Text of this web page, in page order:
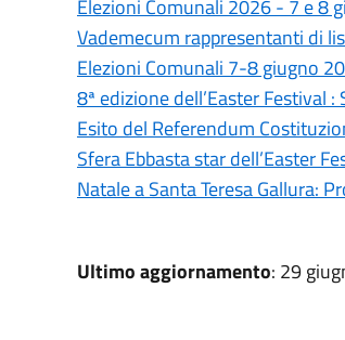
Elezioni Comunali 2026 - 7 e 8
Vademecum rappresentanti di
Elezioni Comunali 7-8 giugno
8ª edizione dell’Easter Festival
Esito del Referendum
Sfera Ebbasta star dell’Easter
Natale a Santa Teresa Gallura:
Ultimo aggiornamento: 29